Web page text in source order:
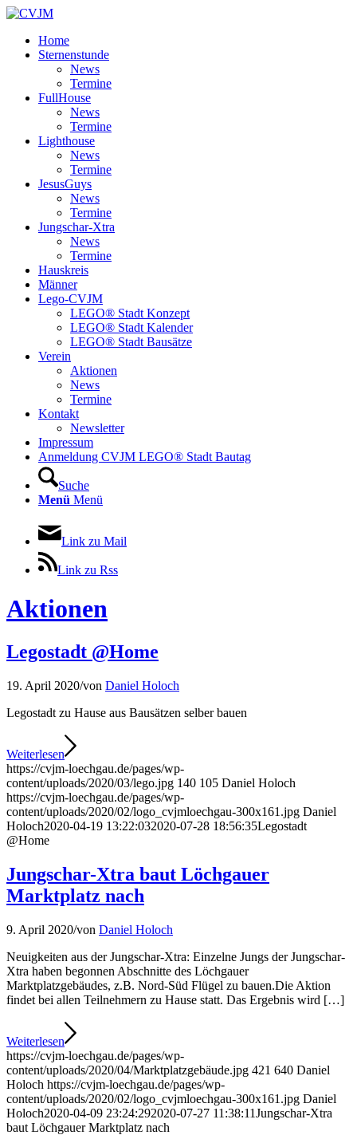
Home
Sternenstunde
News
Termine
FullHouse
News
Termine
Lighthouse
News
Termine
JesusGuys
News
Termine
Jungschar-Xtra
News
Termine
Hauskreis
Männer
Lego-CVJM
LEGO® Stadt Konzept
LEGO® Stadt Kalender
LEGO® Stadt Bausätze
Verein
Aktionen
News
Termine
Kontakt
Newsletter
Impressum
Anmeldung CVJM LEGO® Stadt Bautag
Suche
Menü Menü
Link zu Mail
Link zu Rss
Aktionen
Legostadt @Home
19. April 2020/von Daniel Holoch
Legostadt zu Hause aus Bausätzen selber bauen
Weiterlesen
https://cvjm-loechgau.de/pages/wp-
content/uploads/2020/03/lego.jpg 140 105 Daniel Holoch
https://cvjm-loechgau.de/pages/wp-
content/uploads/2020/02/logo_cvjmloechgau-300x161.jpg Daniel
Holoch2020-04-19 13:22:032020-07-28 18:56:35Legostadt
@Home
Jungschar-Xtra baut Löchgauer
Marktplatz nach
9. April 2020/von Daniel Holoch
Neuigkeiten aus der Jungschar-Xtra: Einzelne Jungs der Jungschar-
Xtra haben begonnen Abschnitte des Löchgauer
Marktplatzgebäudes, z.B. Nord-Süd Flügel zu bauen.Die Aktion
findet bei allen Teilnehmern zu Hause statt. Das Ergebnis wird […]
Weiterlesen
https://cvjm-loechgau.de/pages/wp-
content/uploads/2020/04/Marktplatzgebäude.jpg 421 640 Daniel
Holoch https://cvjm-loechgau.de/pages/wp-
content/uploads/2020/02/logo_cvjmloechgau-300x161.jpg Daniel
Holoch2020-04-09 23:24:292020-07-27 11:38:11Jungschar-Xtra
baut Löchgauer Marktplatz nach